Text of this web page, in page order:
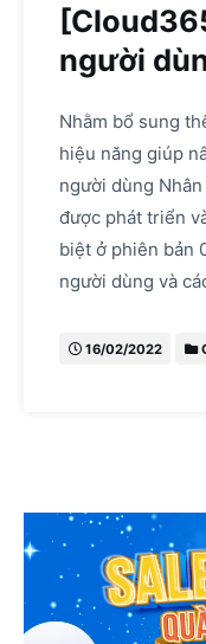
người
Nhằm bổ sung
hiệu năng giúp
người dùng
được phát triển
biệt ở phiên bản
người dùng và
16/02/2022